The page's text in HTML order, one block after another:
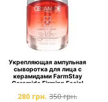
Укрепляющая ампульная
сыворотка для лица с
керамидами FarmStay
Ceramide Firming Facial
280 грн. 350 грн.